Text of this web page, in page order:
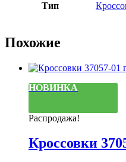
Тип
Похожие
НОВИНКА
Распродажа!
Кроссовки